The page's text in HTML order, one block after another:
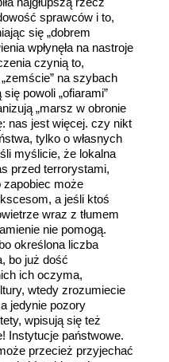
sprawców i to,
się „dobrem
wpłynęła na nastroje
czynią to,
na szybach
powoli „ofiarami”
„marsz w obronie
nas jest więcej. czy nikt
tylko o własnych
myślicie, że lokalna
przed terrorystami,
zapobiec może
a jeśli ktoś
wraz z tłumem
nie pomogą.
określona liczba
bo już dość
ich oczyma,
wtedy zrozumiecie
jedynie pozory
wpisują się też
Instytucje państwowe.
przecież przyjechać